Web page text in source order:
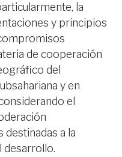
la
y principios
de cooperación
del
y en
el
destinadas a la
desarrollo.